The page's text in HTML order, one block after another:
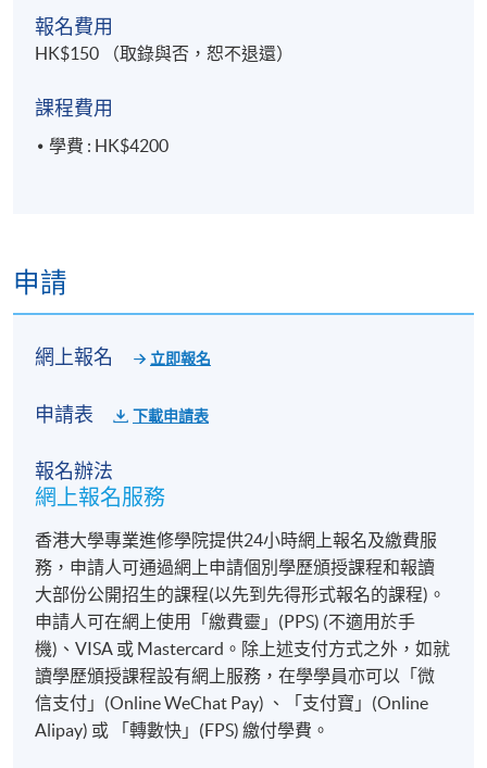
報名費用
HK$150 （取錄與否，恕不退還）
課程費用
學費 : HK$4200
申請
網上報名 立即報名
申請表 下載申請表
報名辦法
網上報名服務
香港大學專業進修學院提供24小時網上報名及繳費服
務，申請人可通過網上申請個別學歷頒授課程和報讀
大部份公開招生的課程(以先到先得形式報名的課程)。
申請人可在網上使用「繳費靈」(PPS) (不適用於手
機)、VISA 或 Mastercard。除上述支付方式之外，如就
讀學歷頒授課程設有網上服務，在學學員亦可以「微
信支付」(Online WeChat Pay) 、「支付寶」(Online
Alipay) 或 「轉數快」(FPS) 繳付學費。